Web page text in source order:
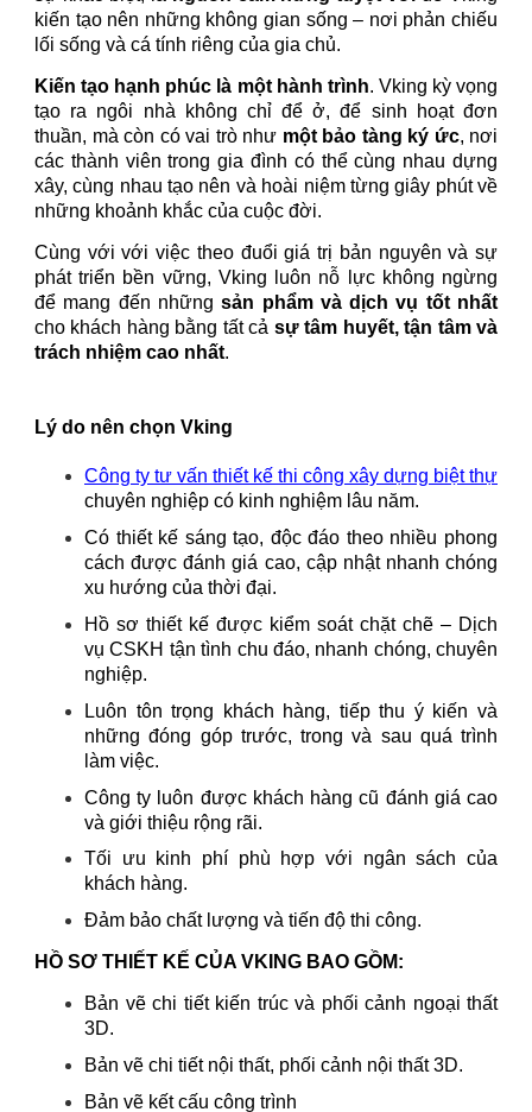
kiến tạo nên những không gian sống – nơi phản chiếu
lối sống và cá tính riêng của gia chủ.
Kiến tạo hạnh phúc là một hành trình. Vking kỳ vọng
tạo ra ngôi nhà không chỉ để ở, để sinh hoạt đơn
thuần, mà còn có vai trò như một bảo tàng ký ức, nơi
các thành viên trong gia đình có thể cùng nhau dựng
xây, cùng nhau tạo nên và hoài niệm từng giây phút về
những khoảnh khắc của cuộc đời.
Cùng với với việc theo đuổi giá trị bản nguyên và sự
phát triển bền vững, Vking luôn nỗ lực không ngừng
để mang đến nhữngsản phẩm và dịch vụ tốt nhất
cho khách hàng bằng tất cả sự tâm huyết, tận tâm và
trách nhiệm cao nhất.
Lý do nên chọn Vking
Công ty tư vấn thiết kế thi công xây dựng biệt thự
chuyên nghiệp có kinh nghiệm lâu năm.
Có thiết kế sáng tạo, độc đáo theo nhiều phong
cách được đánh giá cao, cập nhật nhanh chóng
xu hướng của thời đại.
Hồ sơ thiết kế được kiểm soát chặt chẽ – Dịch
vụ CSKH tận tình chu đáo, nhanh chóng, chuyên
nghiệp.
Luôn tôn trọng khách hàng, tiếp thu ý kiến và
những đóng góp trước, trong và sau quá trình
làm việc.
Công ty luôn được khách hàng cũ đánh giá cao
và giới thiệu rộng rãi.
Tối ưu kinh phí phù hợp với ngân sách của
khách hàng.
Đảm bảo chất lượng và tiến độ thi công.
HỒ SƠ THIẾT KẾ CỦA VKING BAO GỒM:
Bản vẽ chi tiết kiến trúc và phối cảnh ngoại thất
3D.
Bản vẽ chi tiết nội thất, phối cảnh nội thất 3D.
Bản vẽ kết cấu công trình